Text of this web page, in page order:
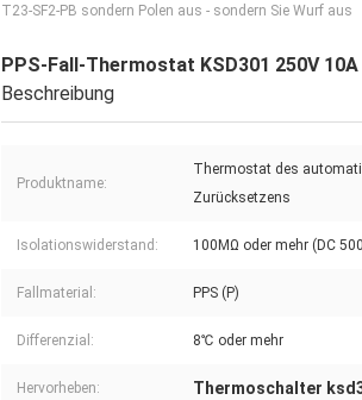
T23-SF2-PB sondern Polen aus - sondern Sie Wurf aus
PPS-Fall-Thermostat KSD301 250V
Beschreibung
Produktname:
Thermostat des
Zurücksetzens
Isolationswiderstand: 100MΩ oder mehr (DC
Fallmaterial: PPS (P)
Differenzial: 8℃ oder mehr
Hervorheben: Thermoschalter